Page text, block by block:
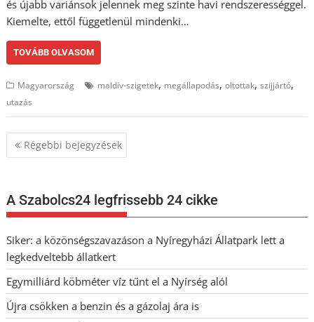
és újabb variánsok jelennek meg szinte havi rendszerességgel.
Kiemelte, ettől függetlenül mindenki…
TOVÁBB OLVASOM
Magyarország maldív-szigetek, megállapodás,oltottak,szijjártó,
utazás
Bejegyzés
navigáció
Régebbi bejegyzések
A Szabolcs24 legfrissebb 24 cikke
Siker: a közönségszavazáson a Nyíregyházi Állatpark lett a
legkedveltebb állatkert
Egymilliárd köbméter víz tűnt el a Nyírség alól
Újra csökken a benzin és a gázolaj ára is